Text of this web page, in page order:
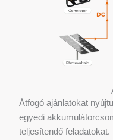
Átfogó ajánlatokat
egyedi
teljesítendő